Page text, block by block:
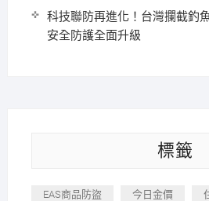
科技聯防再進化！台灣攔截釣
安全防護全面升級
標籤
EAS商品防盜 今日金價